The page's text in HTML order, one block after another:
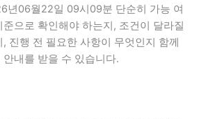
년06월22일 09시09분 단순히 가능 여
으로 확인해야 하는지, 조건이 달라질
진행 전 필요한 사항이 무엇인지 함께
내를 받을 수 있습니다.